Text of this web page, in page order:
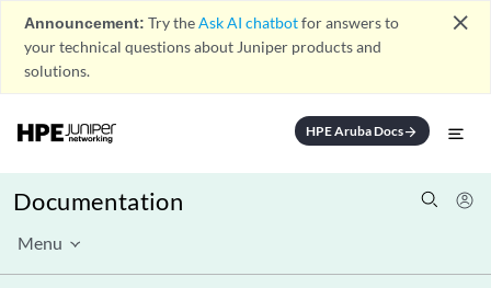
Announcement: Try theAsk AI chatbotfor answers to
your technical questions about Juniper products and
solutions.
close
HPE Aruba Docsarrow_forward
Documentation
Menu